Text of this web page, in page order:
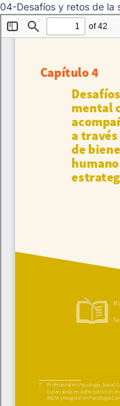
04-Desafíos y retos de